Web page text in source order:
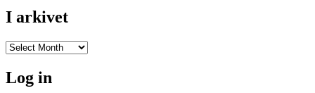
I arkivet
Log in